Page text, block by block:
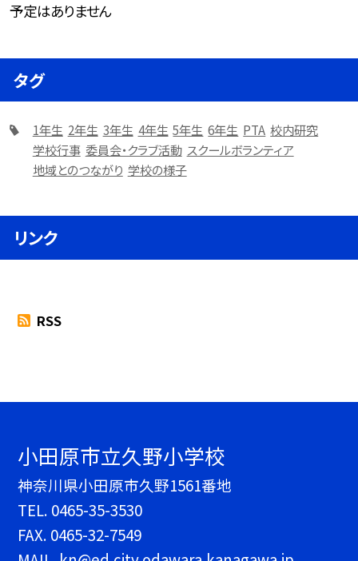
予定はありません
タグ
1年生 2年生 3年生 4年生 5年生 6年生 PTA 校内研究
学校行事 委員会・クラブ活動 スクールボランティア
地域とのつながり 学校の様子
リンク
RSS
小田原市立久野小学校
神奈川県小田原市久野1561番地
TEL. 0465-35-3530
FAX. 0465-32-7549